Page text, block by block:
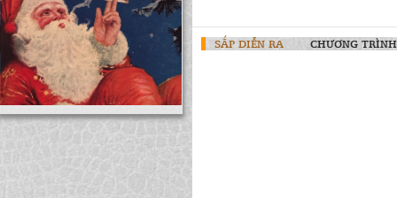
SẮP DIỄN RA CHƯƠNG